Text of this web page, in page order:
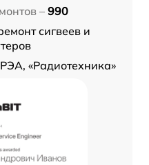
– 990
сигвеев и
«Радиотехника»